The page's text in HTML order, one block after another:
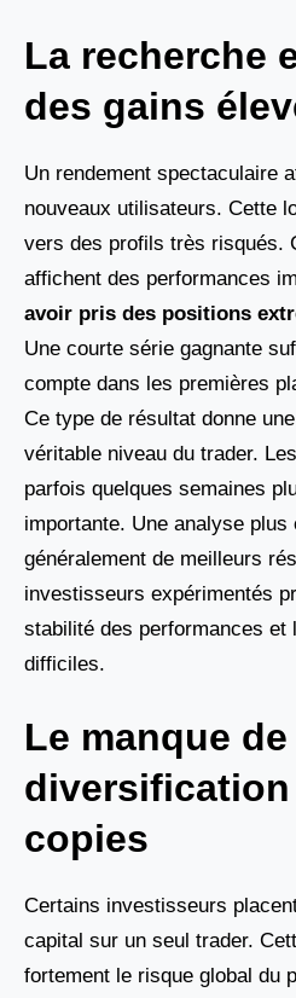
La recherche
des gains
Un rendement spectaculaire
nouveaux utilisateurs. Cette
vers des profils très risqués.
affichent des performances
avoir pris des positions
Une courte série gagnante
compte dans les premières
Ce type de résultat donne
véritable niveau du trader.
parfois quelques semaines
importante. Une analyse plus
généralement de meilleurs
investisseurs expérimentés
stabilité des performances et
difficiles.
Le manque de
copies
Certains investisseurs
capital sur un seul trader.
fortement le risque global du